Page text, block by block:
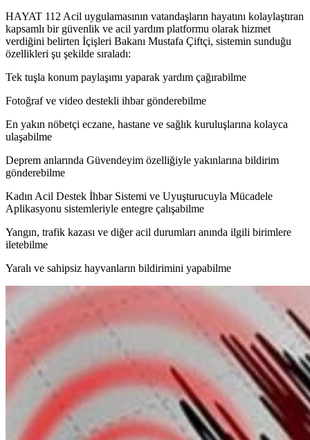
HAYAT 112 Acil uygulamasının vatandaşların hayatını kolaylaştıran
kapsamlı bir güvenlik ve acil yardım platformu olarak hizmet
verdiğini belirten İçişleri Bakanı Mustafa Çiftçi, sistemin sunduğu
özellikleri şu şekilde sıraladı:
Tek tuşla konum paylaşımı yaparak yardım çağırabilme
Fotoğraf ve video destekli ihbar gönderebilme
En yakın nöbetçi eczane, hastane ve sağlık kuruluşlarına kolayca
ulaşabilme
Deprem anlarında Güvendeyim özelliğiyle yakınlarına bildirim
gönderebilme
Kadın Acil Destek İhbar Sistemi ve Uyuşturucuyla Mücadele
Aplikasyonu sistemleriyle entegre çalışabilme
Yangın, trafik kazası ve diğer acil durumları anında ilgili birimlere
iletebilme
Yaralı ve sahipsiz hayvanların bildirimini yapabilme